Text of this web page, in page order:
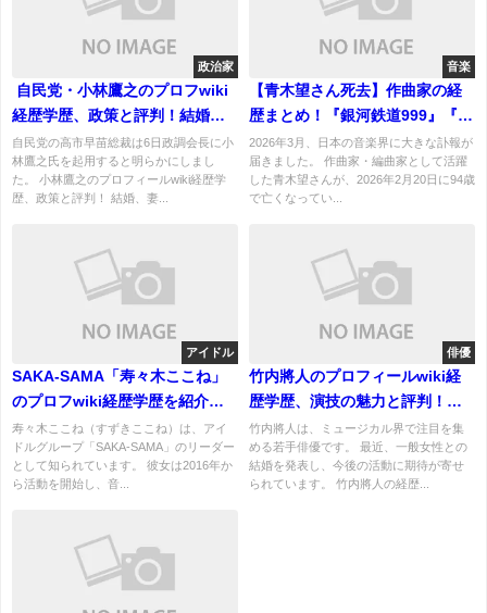
政治家
自民党・小林鷹之のプロフwiki
経歴学歴、政策と評判！結婚、
妻や子供についても！
自民党の高市早苗総裁は6日政調会長に小
林鷹之氏を起用すると明らかにしまし
た。 小林鷹之のプロフィールwiki経歴学
歴、政策と評判！ 結婚、妻...
音楽
【青木望さん死去】作曲家の経
歴まとめ！『銀河鉄道999』『北
斗の拳』音楽を手がけた名編曲
家
2026年3月、日本の音楽界に大きな訃報が
届きました。 作曲家・編曲家として活躍
した青木望さんが、2026年2月20日に94歳
で亡くなってい...
アイドル
SAKA-SAMA「寿々木ここね」
のプロフwiki経歴学歴を紹介！
結婚相手は誰？
寿々木ここね（すずきここね）は、アイ
ドルグループ「SAKA-SAMA」のリーダー
として知られています。 彼女は2016年か
ら活動を開始し、音...
俳優
竹内將人のプロフィールwiki経
歴学歴、演技の魅力と評判！結
婚相手は誰？
竹内將人は、ミュージカル界で注目を集
める若手俳優です。 最近、一般女性との
結婚を発表し、今後の活動に期待が寄せ
られています。 竹内將人の経歴...